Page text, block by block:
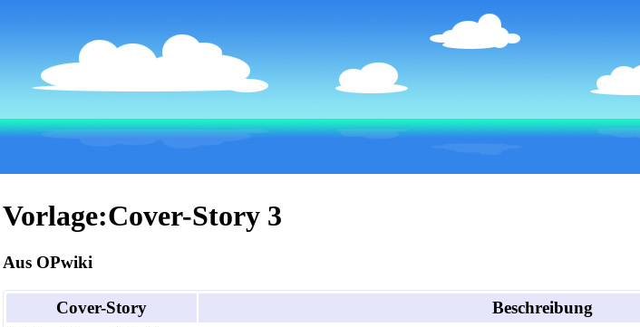
Vorlage:Cover-Story 3
Aus OPwiki
Cover-Story Beschreibung